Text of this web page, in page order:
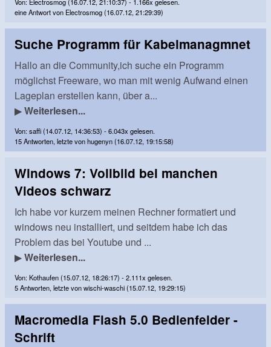
eine Antwort von Electrosmog (16.07.12, 21:29:39)
Suche Programm für Kabelmanagmnet
Hallo an die Community,ich suche ein Programm
möglichst Freeware, wo man mit wenig Aufwand einen
Lageplan erstellen kann, über a...
▶Weiterlesen...
Von: saffi (14.07.12, 14:36:53) - 6.043x gelesen.
15 Antworten, letzte von hugenyn (16.07.12, 19:15:58)
Windows 7: Vollbild bei manchen
Videos schwarz
Ich habe vor kurzem meinen Rechner formatiert und
windows neu installiert, und seitdem habe ich das
Problem das bei Youtube und ...
▶Weiterlesen...
Von: Kothaufen (15.07.12, 18:26:17) - 2.111x gelesen.
5 Antworten, letzte von wischi-waschi (15.07.12, 19:29:15)
Macromedia Flash 5.0 Bedienfelder -
Schrift